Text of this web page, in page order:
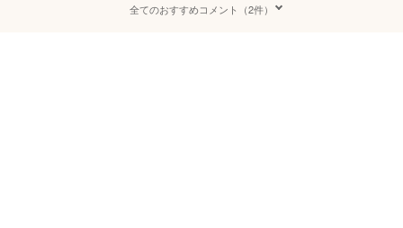
全てのおすすめコメント（2件）